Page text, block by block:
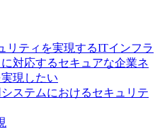
リティを実現するITインフラ
対応するセキュアな企業ネ
現したい
ステムにおけるセキュリテ